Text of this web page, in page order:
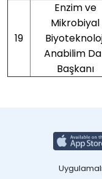
19
Enzim ve
Mikrobiyal
Anabilim
Başkanı